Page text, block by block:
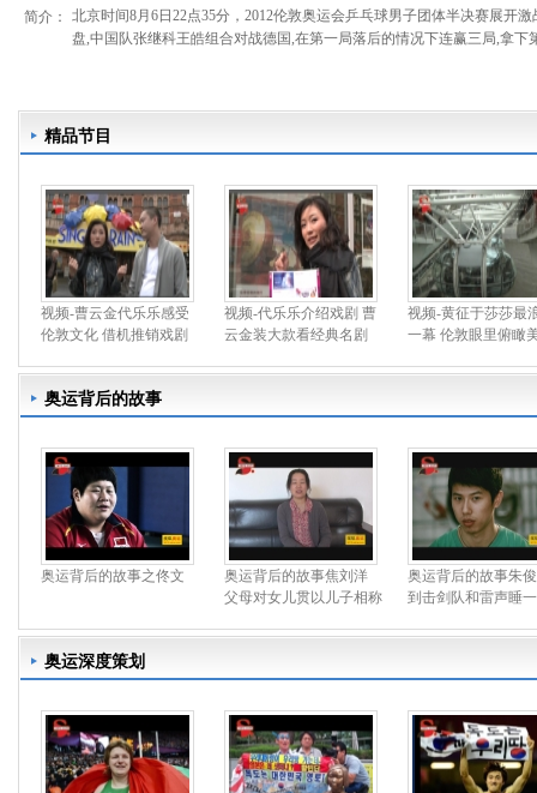
简介：
北京时间8月6日22点35分，2012伦敦奥运会乒乓球男子团体半决赛展开
盘,中国队张继科王皓组合对战德国,在第一局落后的情况下连赢三局,拿下
精品节目
视频-曹云金代乐乐感受
伦敦文化 借机推销戏剧
视频-代乐乐介绍戏剧 曹
云金装大款看经典名剧
视频-黄征于莎莎最
一幕 伦敦眼里俯瞰
奥运背后的故事
奥运背后的故事之佟文
奥运背后的故事焦刘洋
父母对女儿贯以儿子相称
奥运背后的故事朱
到击剑队和雷声睡
奥运深度策划